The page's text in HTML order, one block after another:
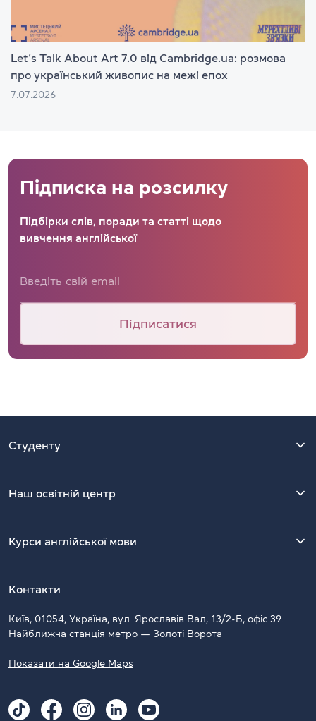
Let’s Talk About Art 7.0 від Cambridge.ua: розмова
про український живопис на межі епох
7.07.2026
Підписка на розсилку
Підбірки слів, поради та статті щодо
вивчення англійської
Підписатися
Студенту
Наш освітній центр
Курси англійської мови
Контакти
Київ, 01054, Україна, вул. Ярославів Вал, 13/2-Б, офіс 39.
Найближча станція метро — Золоті Ворота
Показати на Google Maps